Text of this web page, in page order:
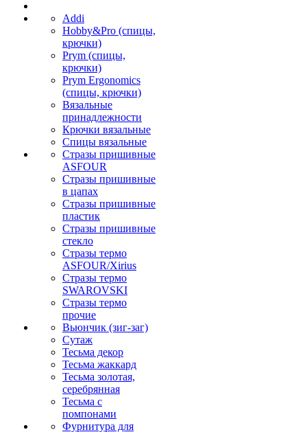
Addi
Hobby&Pro (спицы,
крючки)
Prym (спицы,
крючки)
Prym Ergonomics
(спицы, крючки)
Вязальные
принадлежности
Крючки вязальные
Спицы вязальные
Стразы пришивные
ASFOUR
Стразы пришивные
в цапах
Стразы пришивные
пластик
Стразы пришивные
стекло
Стразы термо
ASFOUR/Xirius
Стразы термо
SWAROVSKI
Стразы термо
прочие
Вьюнчик (зиг-заг)
Сутаж
Тесьма декор
Тесьма жаккард
Тесьма золотая,
серебрянная
Тесьма с
помпонами
Фурнитура для